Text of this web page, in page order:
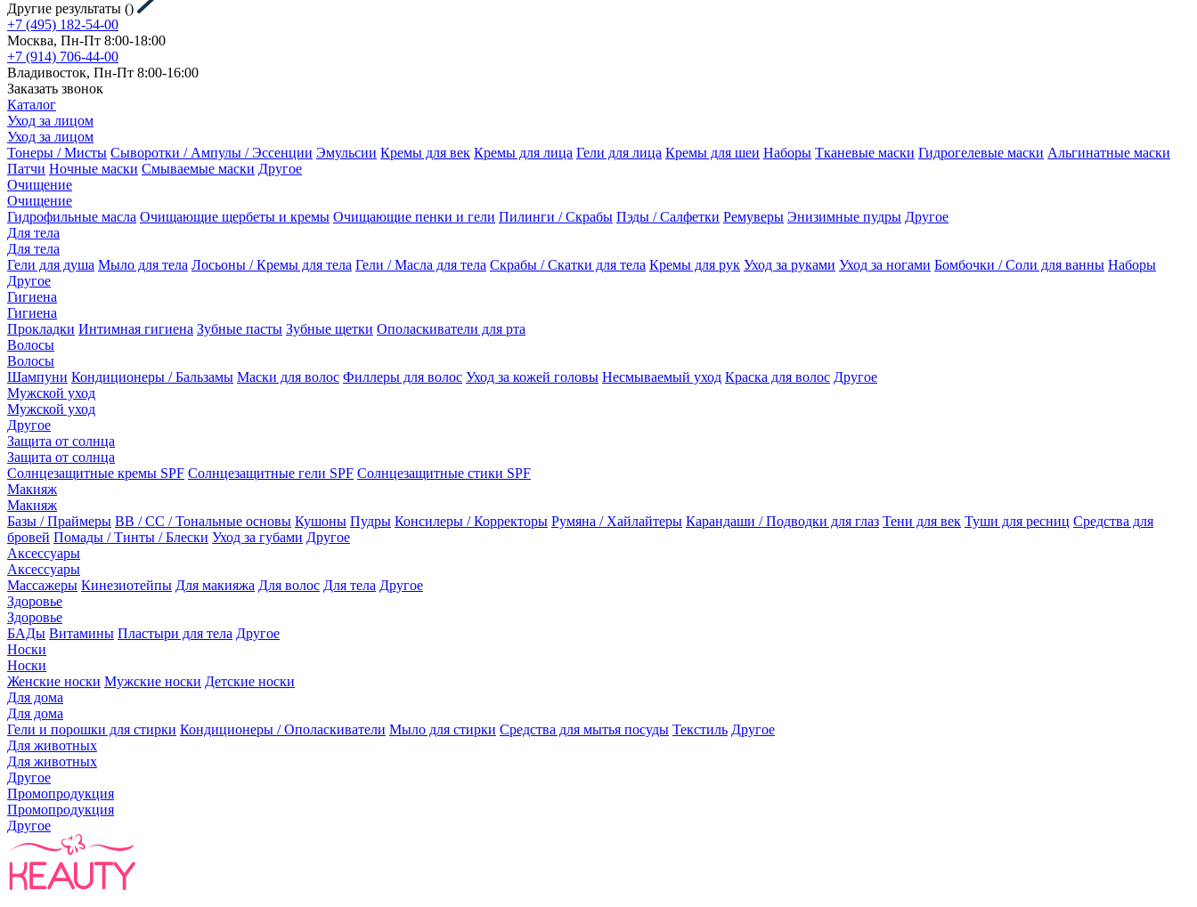
Другие результаты ()
+7 (495) 182-54-00
Москва, Пн-Пт 8:00-18:00
+7 (914) 706-44-00
Владивосток, Пн-Пт 8:00-16:00
Заказать звонок
Каталог
Уход за лицом
Уход за лицом
Тонеры / Мисты Сыворотки / Ампулы / Эссенции Эмульсии Кремы для век Кремы для лица Гели для лица Кремы для шеи Наборы Тканевые маски Гидрогелевые маски Альгинатные маски
Патчи Ночные маски Смываемые маски Другое
Очищение
Очищение
Гидрофильные масла Очищающие щербеты и кремы Очищающие пенки и гели Пилинги / Скрабы Пэды / Салфетки Ремуверы Энизимные пудры Другое
Для тела
Для тела
Гели для душа Мыло для тела Лосьоны / Кремы для тела Гели / Масла для тела Скрабы / Скатки для тела Кремы для рук Уход за руками Уход за ногами Бомбочки / Соли для ванны Наборы
Другое
Гигиена
Гигиена
Прокладки Интимная гигиена Зубные пасты Зубные щетки Ополаскиватели для рта
Волосы
Волосы
Шампуни Кондиционеры / Бальзамы Маски для волос Филлеры для волос Уход за кожей головы Несмываемый уход Краска для волос Другое
Мужской уход
Мужской уход
Другое
Защита от солнца
Защита от солнца
Солнцезащитные кремы SPF Солнцезащитные гели SPF Солнцезащитные стики SPF
Макияж
Макияж
Базы / Праймеры BB / CC / Тональные основы Кушоны Пудры Консилеры / Корректоры Румяна / Хайлайтеры Карандаши / Подводки для глаз Тени для век Туши для ресниц Средства для
бровей Помады / Тинты / Блески Уход за губами Другое
Аксессуары
Аксессуары
Массажеры Кинезиотейпы Для макияжа Для волос Для тела Другое
Здоровье
Здоровье
БАДы Витамины Пластыри для тела Другое
Носки
Носки
Женские носки Мужские носки Детские носки
Для дома
Для дома
Гели и порошки для стирки Кондиционеры / Ополаскиватели Мыло для стирки Средства для мытья посуды Текстиль Другое
Для животных
Для животных
Другое
Промопродукция
Промопродукция
Другое